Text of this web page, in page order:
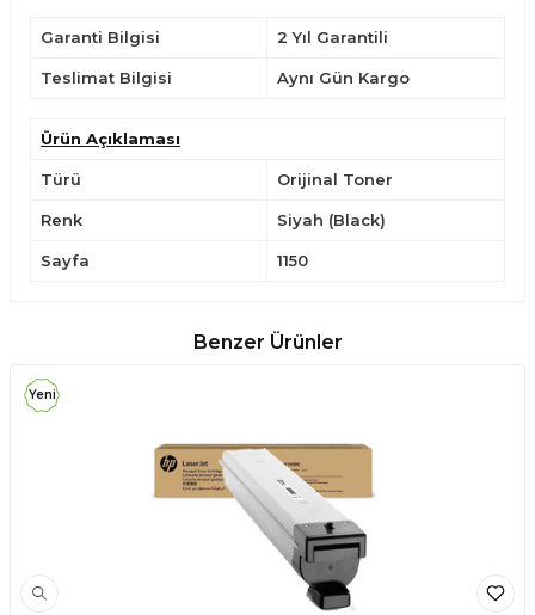
Garanti Bilgisi 2 Yıl Garantili
Teslimat Bilgisi Aynı Gün Kargo
Ürün Açıklaması
Türü Orijinal Toner
Renk Siyah (Black)
Sayfa 1150
Benzer Ürünler
Yeni